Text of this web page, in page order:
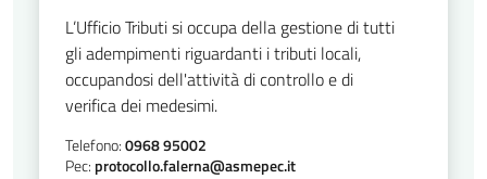
L’Ufficio Tributi si occupa della gestione di tutti
gli adempimenti riguardanti i tributi locali,
occupandosi dell'attività di controllo e di
verifica dei medesimi.
Telefono:0968 95002
Pec: protocollo.falerna@asmepec.it